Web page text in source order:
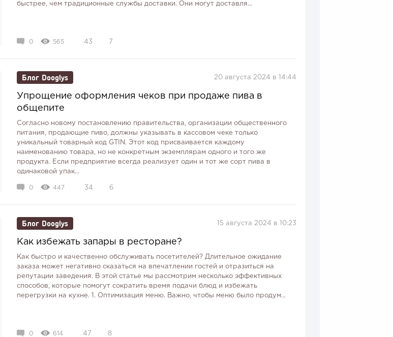
быстрее, чем традиционные службы доставки. Они могут доставля...
0 565 43 7
Блог Dooglys 20 августа 2024 в 14:44
Упрощение оформления чеков при продаже пива в
общепите
Согласно новому постановлению правительства, организации общественного
питания, продающие пиво, должны указывать в кассовом чеке только
уникальный товарный код GTIN. Этот код присваивается каждому
наименованию товара, но не конкретным экземплярам одного и того же
продукта. Если предприятие всегда реализует один и тот же сорт пива в
одинаковой упак...
0 447 34 6
Блог Dooglys 15 августа 2024 в 10:23
Как избежать запары в ресторане?
Как быстро и качественно обслуживать посетителей? Длительное ожидание
заказа может негативно сказаться на впечатлении гостей и отразиться на
репутации заведения. В этой статье мы рассмотрим несколько эффективных
способов, которые помогут сократить время подачи блюд и избежать
перегрузки на кухне. 1. Оптимизация меню. Важно, чтобы меню было продум...
0 614 47 8